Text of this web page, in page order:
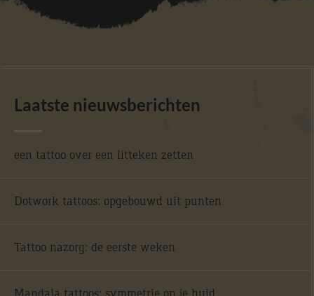
Laatste nieuwsberichten
een tattoo over een litteken zetten
Dotwork tattoos: opgebouwd uit punten
Tattoo nazorg: de eerste weken